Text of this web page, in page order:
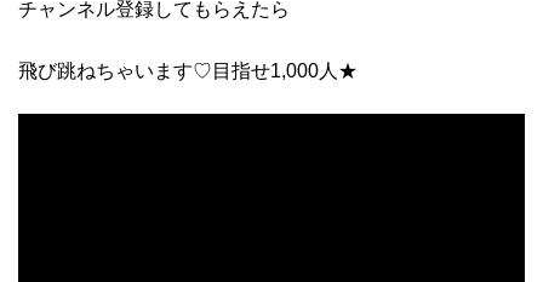
チャンネル登録してもらえたら
飛び跳ねちゃいます♡目指せ1,000人★